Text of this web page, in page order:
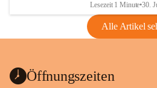
Lesezeit 1 Minute•30.
Alle Artikel
Öffnungszeiten